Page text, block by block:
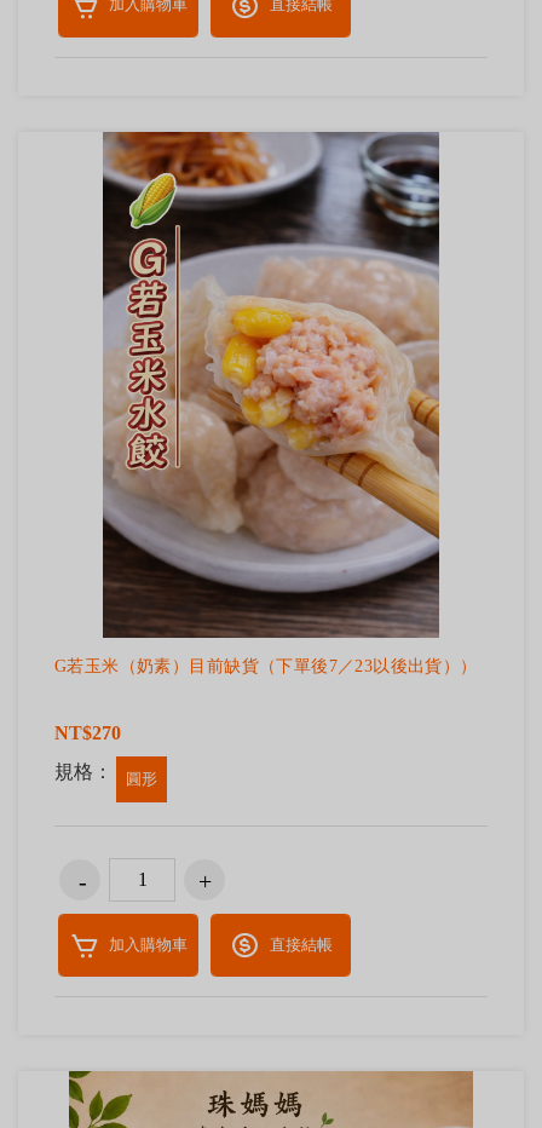
加入購物車 直接結帳
G若玉米（奶素）目前缺貨（下單後7／23以後出貨））
NT$270
規格：
圓形
加入購物車 直接結帳